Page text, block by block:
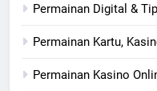
Permainan Digital &
Permainan Kartu,
Permainan Kasino